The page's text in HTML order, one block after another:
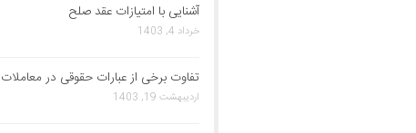
آشنایی با امتیازات عقد صلح
خرداد 4, 1403
تفاوت برخی از عبارات حقوقی در معاملات
اردیبهشت 19, 1403